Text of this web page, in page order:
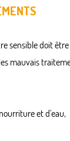
sensible doit
mauvais
et d'eau,